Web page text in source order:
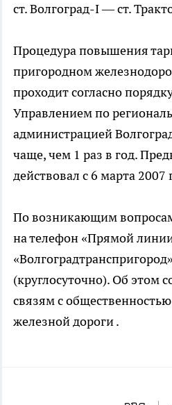
ст. Волгоград-I — ст.
Процедура повышения
пригородном
проходит согласно
Управлением по
администрацией
чаще, чем 1 раз в год.
действовал с 6 марта 2007
По возникающим
на телефон «Прямой
(круглосуточно). Об этом
связям с
железной дороги .